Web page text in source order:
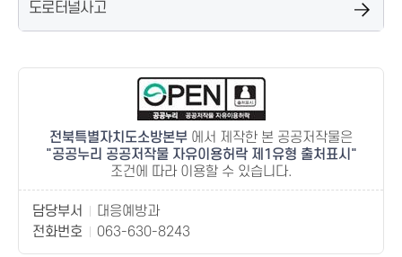
도로터널사고
전북특별자치도소방본부 에서 제작한 본 공공저작물은
공공누리 공공저작물 자유이용허락 제1유형 출처표시
조건에 따라 이용할 수 있습니다.
담당부서
대응예방과
전화번호
063-630-8243